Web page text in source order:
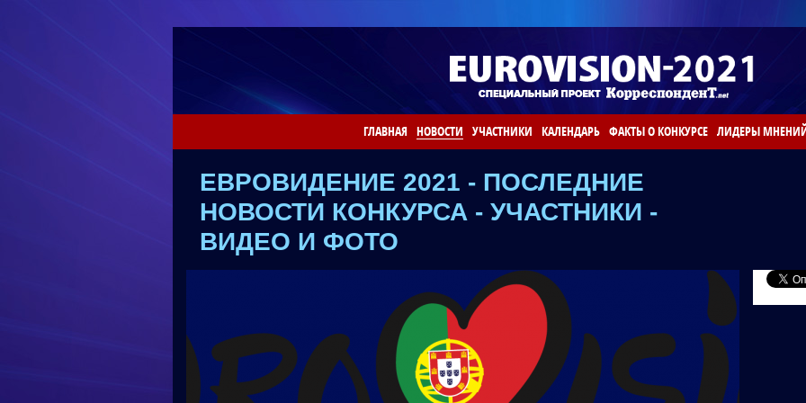
ГЛАВНАЯ НОВОСТИ УЧАСТНИКИ КАЛЕНДАРЬ ФАКТЫ О КОНКУРСЕ ЛИДЕРЫ
ЕВРОВИДЕНИЕ 2021 - ПОСЛЕДНИЕ
НОВОСТИ КОНКУРСА - УЧАСТНИКИ -
ВИДЕО И ФОТО